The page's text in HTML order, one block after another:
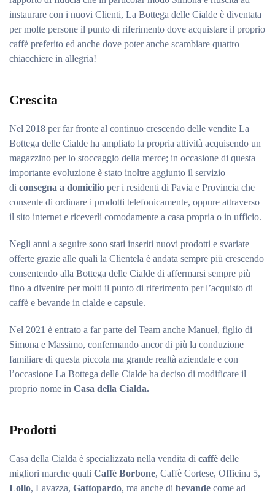
instaurare con i nuovi Clienti, La Bottega delle Cialde è diventata
per molte persone il punto di riferimento dove acquistare il proprio
caffè preferito ed anche dove poter anche scambiare quattro
chiacchiere in allegria!
Crescita
Nel 2018 per far fronte al continuo crescendo delle vendite La
Bottega delle Cialde ha ampliato la propria attività acquisendo un
magazzino per lo stoccaggio della merce; in occasione di questa
importante evoluzione è stato inoltre aggiunto il servizio
di consegna a domicilio per i residenti di Pavia e Provincia che
consente di ordinare i prodotti telefonicamente, oppure attraverso
il sito internet e riceverli comodamente a casa propria o in ufficio.
Negli anni a seguire sono stati inseriti nuovi prodotti e svariate
offerte grazie alle quali la Clientela è andata sempre più crescendo
consentendo alla Bottega delle Cialde di affermarsi sempre più
fino a divenire per molti il punto di riferimento per l’acquisto di
caffè e bevande in cialde e capsule.
Nel 2021 è entrato a far parte del Team anche Manuel, figlio di
Simona e Massimo, confermando ancor di più la conduzione
familiare di questa piccola ma grande realtà aziendale e con
l’occasione La Bottega delle Cialde ha deciso di modificare il
proprio nome in Casa della Cialda.
Prodotti
Casa della Cialda è specializzata nella vendita di caffè delle
migliori marche quali Caffè Borbone, Caffè Cortese, Officina 5,
Lollo, Lavazza, Gattopardo, ma anche di bevande come ad